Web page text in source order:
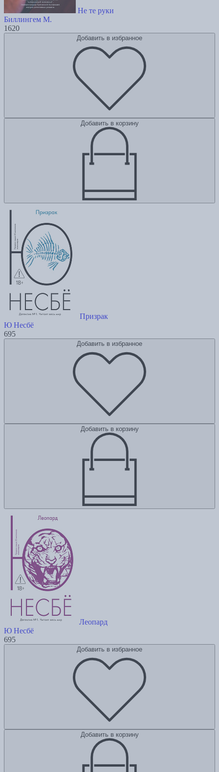
Не те руки
Биллингем М.
1620
Добавить в избранное
Добавить в корзину
Призрак
Ю Несбё
695
Добавить в избранное
Добавить в корзину
Леопард
Ю Несбё
695
Добавить в избранное
Добавить в корзину